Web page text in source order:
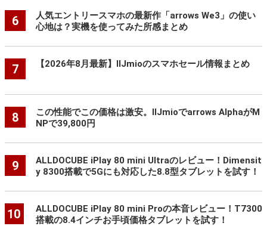
6
人気エントリースマホの最新作「arrows We3」の使い
心地は？実機を使ってみた所感まとめ
7 【2026年8月最新】IIJmioのスマホセール情報まとめ
8
この性能でこの価格は激安。IIJmioでarrows AlphaがM
NPで39,800円
9
ALLDOCUBE iPlay 80 mini Ultraのレビュー！Dimensit
y 8300搭載で5Gにも対応した8.8型タブレットを試す！
10
ALLDOCUBE iPlay 80 mini Proの本音レビュー！T7300
搭載の8.4インチお手頃価格タブレットを試す！